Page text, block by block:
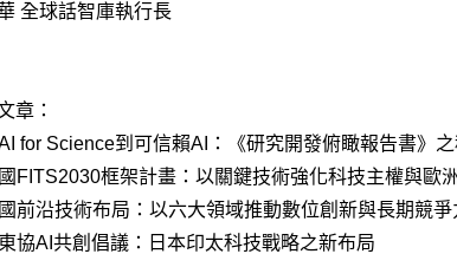
全球話智庫執行長
章：
for Science到可信賴AI：《研究開發俯瞰報告書》
FITS2030框架計畫：以關鍵技術強化科技主權與歐
前沿技術布局：以六大領域推動數位創新與長期競爭
協AI共創倡議：日本印太科技戰略之新布局